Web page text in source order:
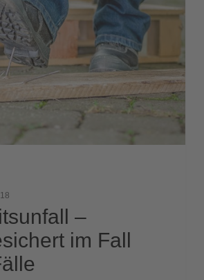
–
im Fall